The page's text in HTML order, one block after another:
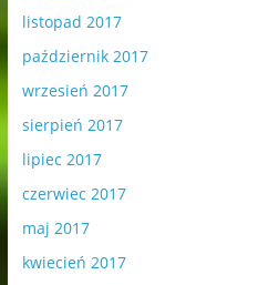
listopad 2017
październik 2017
wrzesień 2017
sierpień 2017
lipiec 2017
czerwiec 2017
maj 2017
kwiecień 2017